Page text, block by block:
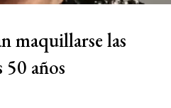
maquillarse las
50 años